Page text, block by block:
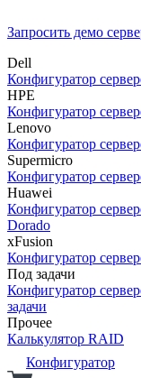
Запросить демо
Dell
Конфигуратор
HPE
Конфигуратор
Lenovo
Конфигуратор
Supermicro
Конфигуратор
Huawei
Конфигуратор
Dorado
xFusion
Конфигуратор
Под задачи
Конфигуратор
задачи
Прочее
Калькулятор RAID
Конфигуратор